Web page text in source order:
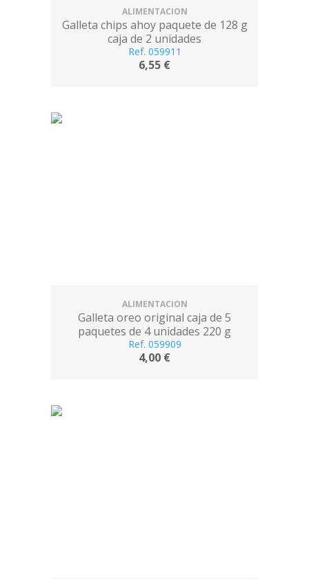
ALIMENTACION
Galleta chips ahoy paquete de 128 g
caja de 2 unidades
Ref. 059911
6,55 €
ALIMENTACION
Galleta oreo original caja de 5
paquetes de 4 unidades 220 g
Ref. 059909
4,00 €